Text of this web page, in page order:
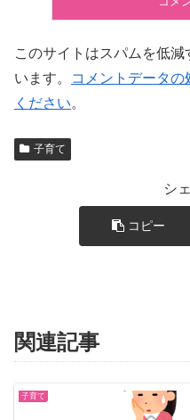
このサイトはスパムを低
います。
コメントデータ
ください。
子育て
シ
コピー
関連記事
子育て